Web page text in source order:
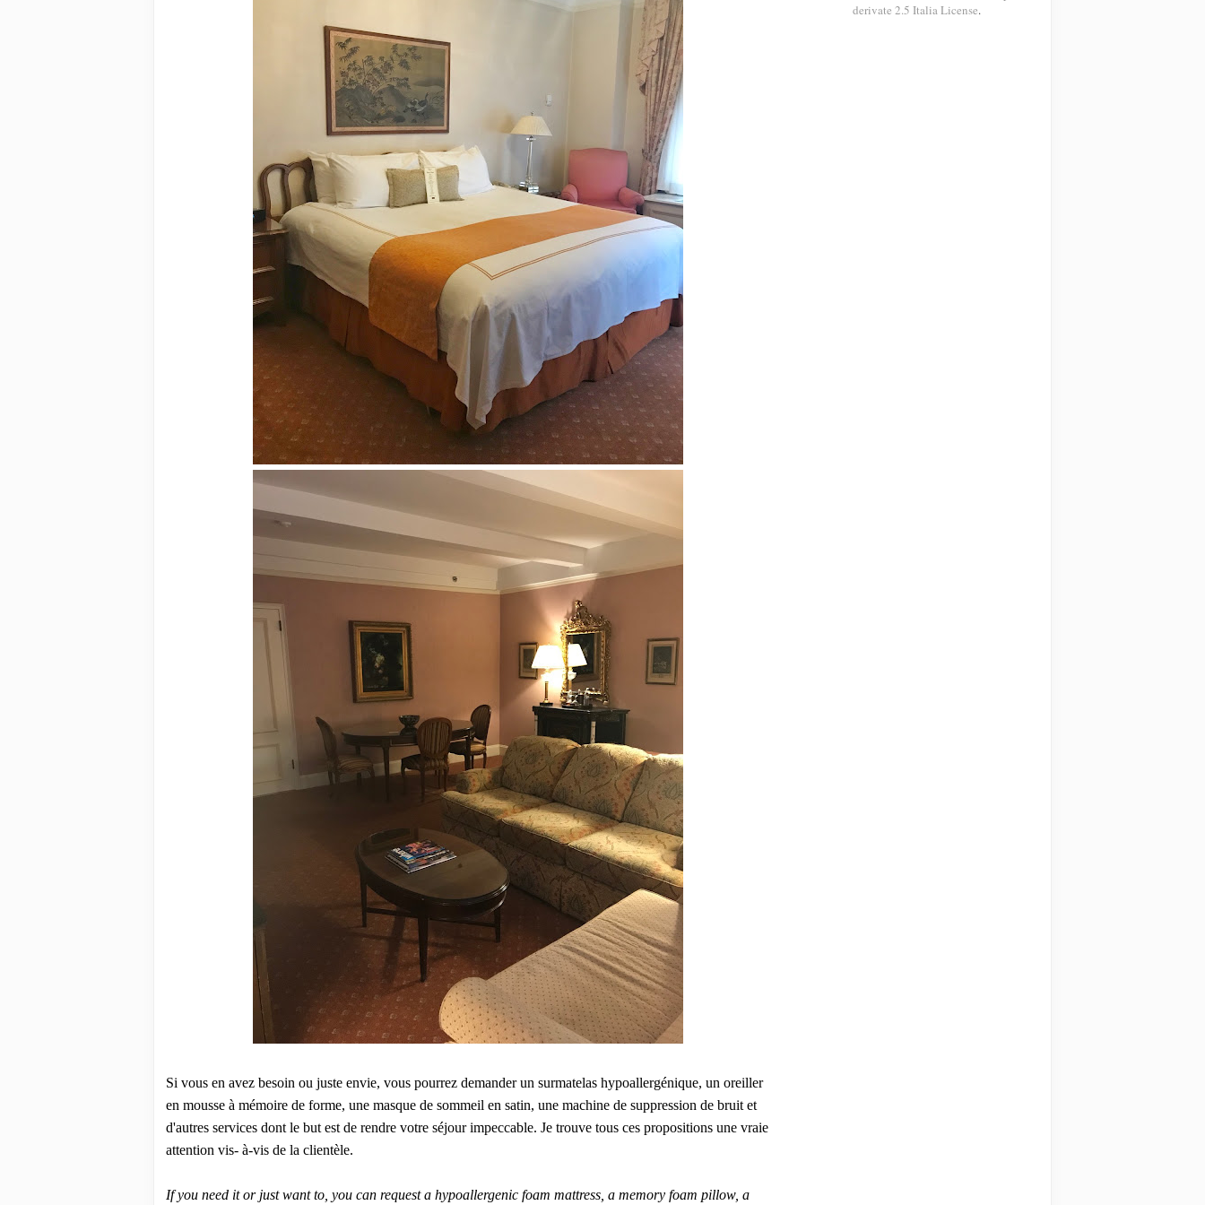
Si vous en avez besoin ou juste envie, vous pourrez demander un surmatelas hypoallergénique, un oreiller
en mousse à mémoire de forme, une masque de sommeil en satin, une machine de suppression de bruit et
d'autres services dont le but est de rendre votre séjour impeccable. Je trouve tous ces propositions une vraie
attention vis- à-vis de la clientèle.
If you need it or just want to, you can request a hypoallergenic foam mattress, a memory foam pillow, a
derivate 2.5 Italia License.